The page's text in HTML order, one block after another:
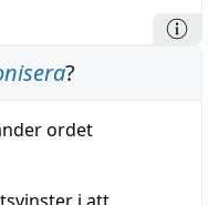
?
ordet